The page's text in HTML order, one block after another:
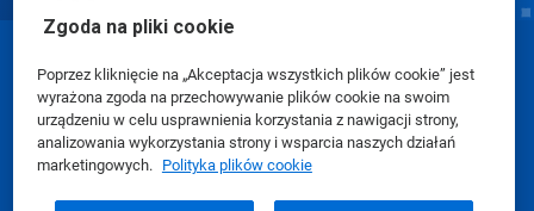
Zgoda na pliki cookie
Poprzez kliknięcie na „Akceptacja wszystkich plików cookie” jest
wyrażona zgoda na przechowywanie plików cookie na swoim
urządzeniu w celu usprawnienia korzystania z nawigacji strony,
analizowania wykorzystania strony i wsparcia naszych działań
marketingowych. Polityka plików cookie
© Ecolab Inc. 2025
Karty charakterystyki (SDS)|Polityka prywatności
Warunki użytkowania